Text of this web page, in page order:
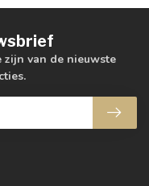
van de nieuwste